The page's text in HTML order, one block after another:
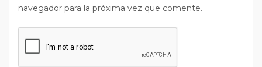
navegador para la próxima vez que comente.